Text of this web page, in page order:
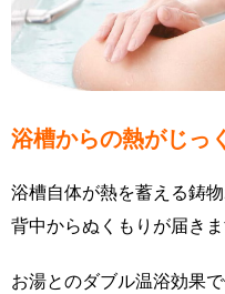
浴槽からの熱がじっ
浴槽自体が熱を蓄える鋳
背中からぬくもりが届きま
お湯とのダブル温浴効果